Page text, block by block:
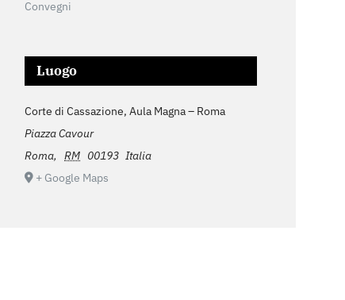
Convegni
Luogo
Corte di Cassazione, Aula Magna – Roma
Piazza Cavour
Roma, RM 00193 Italia
+ Google Maps